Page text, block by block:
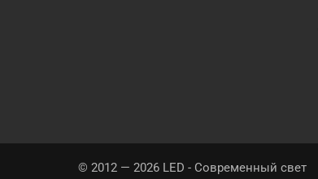
© 2012 — 2026 LED - Современный свет